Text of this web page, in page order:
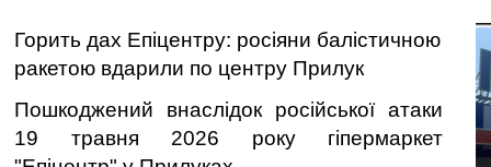
Горить дах Епіцентру: росіяни балістичною
ракетою вдарили по центру Прилук
Пошкоджений внаслідок російської атаки
19 травня 2026 року гіпермаркет